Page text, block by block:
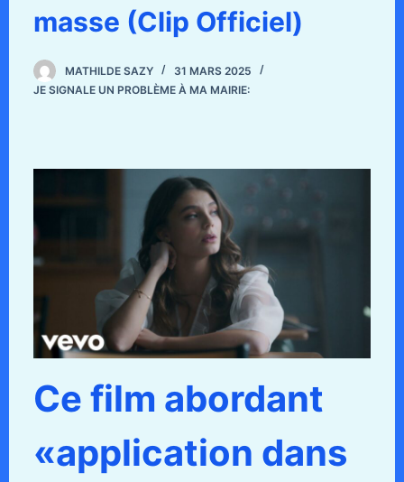
masse (Clip Officiel)
MATHILDE SAZY
31 MARS 2025
JE SIGNALE UN PROBLÈME À MA MAIRIE:
Ce film abordant
«application dans